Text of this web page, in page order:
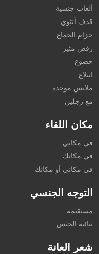
ألعاب جنسية
قذف أنثوي
حزام الجماع
رقص مثير
خضوع
ابتلاع
ملابس موحدة
مع رجلين
مكان اللقاء
في مكاني
في مكانك
في مكاني أو مكانك
التوجه الجنسي
مستقيمة
ثنائية الجنس
شعر العانة